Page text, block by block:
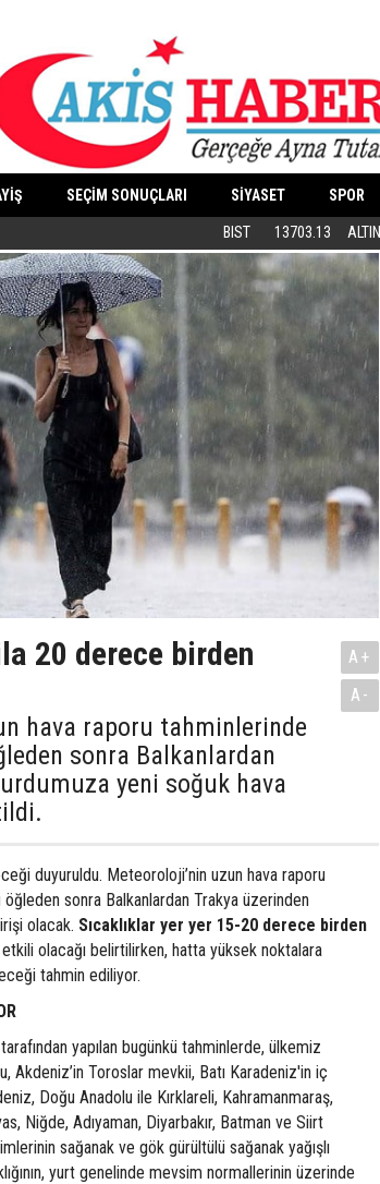
SEÇİM SONUÇLARI SİYASET SPOR
“Cesedimizi çiğnemeden...”
BIST 13703.13 ALTIN
20 derece birden
hava raporu tahminlerinde
sonra Balkanlardan
yeni soğuk hava
A+
A-
duyuruldu. Meteoroloji’nin uzun hava raporu
sonra Balkanlardan Trakya üzerinden
olacak. Sıcaklıklar yer yer 15-20 derece birden
olacağı belirtilirken, hatta yüksek noktalara
tahmin ediliyor.
yapılan bugünkü tahminlerde, ülkemiz
Akdeniz’in Toroslar mevkii, Batı Karadeniz'in iç
Doğu Anadolu ile Kırklareli, Kahramanmaraş,
Niğde, Adıyaman, Diyarbakır, Batman ve Siirt
sağanak ve gök gürültülü sağanak yağışlı
yurt genelinde mevsim normallerinin üzerinde